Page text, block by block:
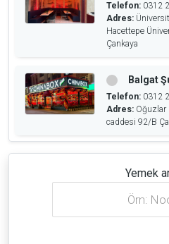
Telefon: 0312
Adres:
Hacettepe
Çankaya
Balgat
Telefon: 0312
Adres: Oğuzlar
caddesi 92/B
Yemek